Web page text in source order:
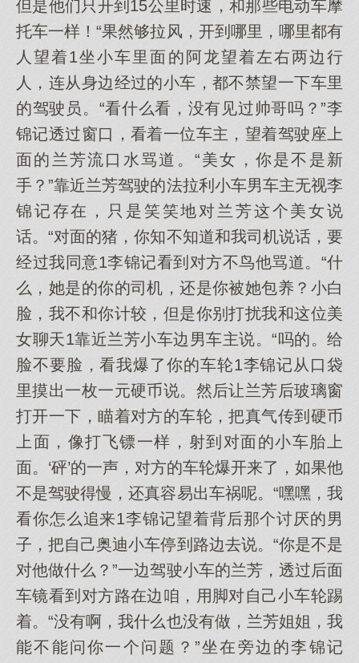
但是他们只开到15公里时速，和那些电动车摩
托车一样！“果然够拉风，开到哪里，哪里都有
人望着1坐小车里面的阿龙望着左右两边行
人，连从身边经过的小车，都不禁望一下车里
的驾驶员。“看什么看，没有见过帅哥吗？”李
锦记透过窗口，看着一位车主，望着驾驶座上
面的兰芳流口水骂道。“美女，你是不是新
手？”靠近兰芳驾驶的法拉利小车男车主无视李
锦记存在，只是笑笑地对兰芳这个美女说
话。“对面的猪，你知不知道和我司机说话，要
经过我同意1李锦记看到对方不鸟他骂道。“什
么，她是的你的司机，还是你被她包养？小白
脸，我不和你计较，但是你别打扰我和这位美
女聊天1靠近兰芳小车边男车主说。“吗的。给
脸不要脸，看我爆了你的车轮1李锦记从口袋
里摸出一枚一元硬币说。然后让兰芳后玻璃窗
打开一下，瞄着对方的车轮，把真气传到硬币
上面，像打飞镖一样，射到对面的小车胎上
面。‘砰’的一声，对方的车轮爆开来了，如果他
不是驾驶得慢，还真容易出车祸呢。“嘿嘿，我
看你怎么追来1李锦记望着背后那个讨厌的男
子，把自己奥迪小车停到路边去说。“你是不是
对他做什么？”一边驾驶小车的兰芳，透过后面
车镜看到对方路在边咱，用脚对自己小车轮踢
着。“没有啊，我什么也没有做，兰芳姐姐，我
能不能问你一个问题？”坐在旁边的李锦记